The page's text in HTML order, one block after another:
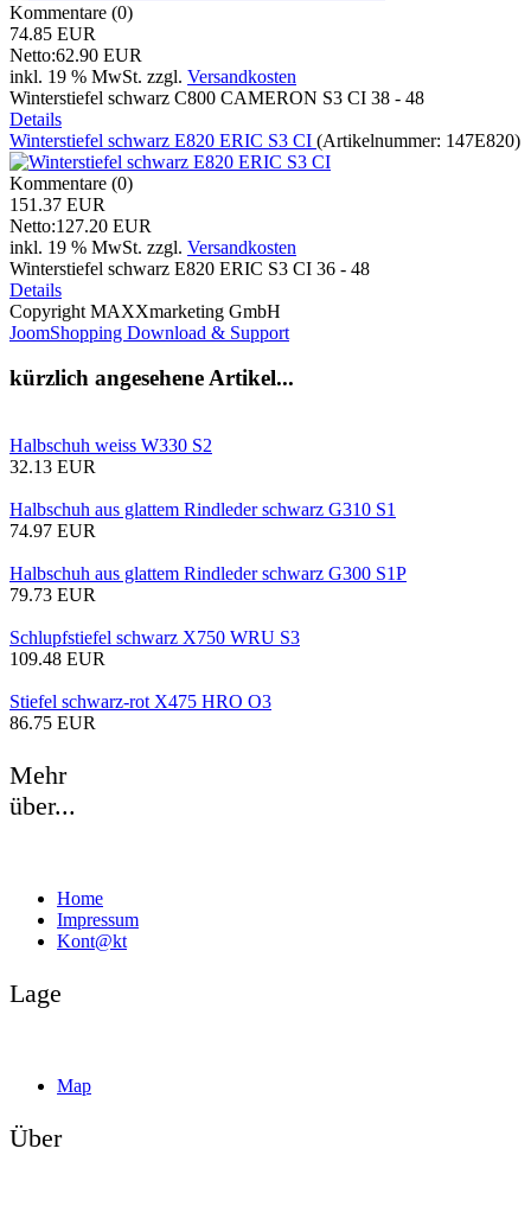
Kommentare (0)
74.85 EUR
Netto:62.90 EUR
inkl. 19 % MwSt. zzgl. Versandkosten
Winterstiefel schwarz C800 CAMERON S3 CI 38 - 48
Details
Winterstiefel schwarz E820 ERIC S3 CI (Artikelnummer: 147E820)
Kommentare (0)
151.37 EUR
Netto:127.20 EUR
inkl. 19 % MwSt. zzgl. Versandkosten
Winterstiefel schwarz E820 ERIC S3 CI 36 - 48
Details
Copyright MAXXmarketing GmbH
JoomShopping Download & Support
kürzlich angesehene Artikel...
Halbschuh weiss W330 S2
32.13 EUR
Halbschuh aus glattem Rindleder schwarz G310 S1
74.97 EUR
Halbschuh aus glattem Rindleder schwarz G300 S1P
79.73 EUR
Schlupfstiefel schwarz X750 WRU S3
109.48 EUR
Stiefel schwarz-rot X475 HRO O3
86.75 EUR
Mehr
über...
Home
Impressum
Kont@kt
Lage
Map
Über